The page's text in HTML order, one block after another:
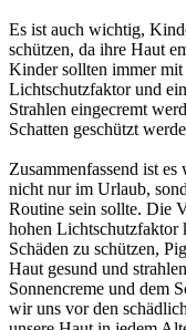
Es ist auch wichtig,
schützen, da ihre Haut
Kinder sollten immer mit
Lichtschutzfaktor und
Strahlen eingecremt
Schatten geschützt
Zusammenfassend ist
nicht nur im Urlaub,
Routine sein sollte. Die
hohen Lichtschutzfaktor
Schäden zu schützen,
Haut gesund und
Sonnencreme und dem
wir uns vor den